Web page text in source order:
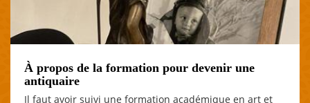
À propos de la formation pour devenir une
antiquaire
Il faut avoir suivi une formation académique en art et